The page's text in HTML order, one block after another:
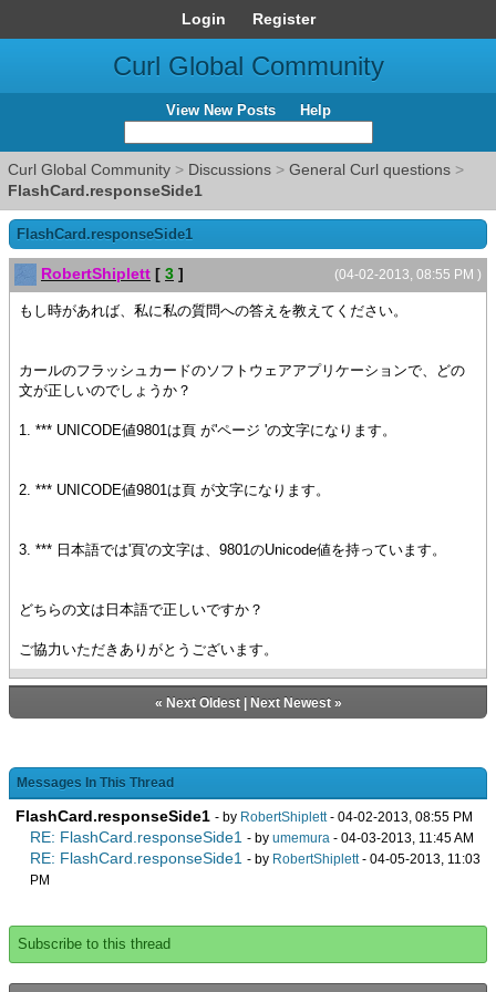
Login Register
Curl Global Community
View New Posts Help
Curl Global Community > Discussions > General Curl questions >
FlashCard.responseSide1
FlashCard.responseSide1
(04-02-2013, 08:55 PM )
RobertShiplett [ 3 ]
もし時があれば、私に私の質問への答えを教えてください。
カールのフラッシュカードのソフトウェアアプリケーションで、どの
文が正しいのでしょうか？
1. *** UNICODE値9801は頁 が'ページ 'の文字になります。
2. *** UNICODE値9801は頁 が文字になります。
3. *** 日本語では'頁'の文字は、9801のUnicode値を持っています。
どちらの文は日本語で正しいですか？
ご協力いただきありがとうございます。
« Next Oldest| Next Newest»
Messages In This Thread
FlashCard.responseSide1 - by RobertShiplett- 04-02-2013, 08:55 PM
RE: FlashCard.responseSide1 - by umemura - 04-03-2013, 11:45 AM
RE: FlashCard.responseSide1 - by RobertShiplett- 04-05-2013, 11:03
PM
Subscribe to this thread